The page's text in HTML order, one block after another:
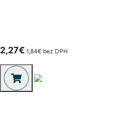
2,27€ 1,84€ bez DPH